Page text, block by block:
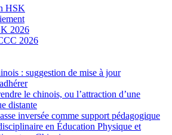
HSK
2026
2026
: suggestion de mise à jour
le chinois, ou l’attraction d’une
distante
inversée comme support pédagogique
en Éducation Physique et